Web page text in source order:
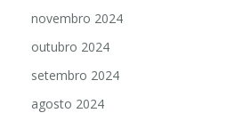
novembro 2024
outubro 2024
setembro 2024
agosto 2024